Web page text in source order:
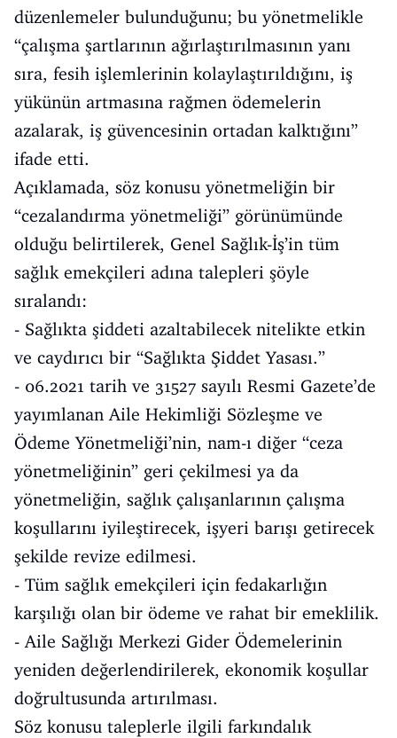
düzenlemeler bulunduğunu; bu yönetmelikle
“çalışma şartlarının ağırlaştırılmasının yanı
sıra, fesih işlemlerinin kolaylaştırıldığını, iş
yükünün artmasına rağmen ödemelerin
azalarak, iş güvencesinin ortadan kalktığını”
ifade etti.
Açıklamada, söz konusu yönetmeliğin bir
“cezalandırma yönetmeliği” görünümünde
olduğu belirtilerek, Genel Sağlık-İş’in tüm
sağlık emekçileri adına talepleri şöyle
sıralandı:
- Sağlıkta şiddeti azaltabilecek nitelikte etkin
ve caydırıcı bir “Sağlıkta Şiddet Yasası.”
- 06.2021 tarih ve 31527 sayılı Resmi Gazete’de
yayımlanan Aile Hekimliği Sözleşme ve
Ödeme Yönetmeliği’nin, nam-ı diğer “ceza
yönetmeliğinin” geri çekilmesi ya da
yönetmeliğin, sağlık çalışanlarının çalışma
koşullarını iyileştirecek, işyeri barışı getirecek
şekilde revize edilmesi.
- Tüm sağlık emekçileri için fedakarlığın
karşılığı olan bir ödeme ve rahat bir emeklilik.
- Aile Sağlığı Merkezi Gider Ödemelerinin
yeniden değerlendirilerek, ekonomik koşullar
doğrultusunda artırılması.
Söz konusu taleplerle ilgili farkındalık